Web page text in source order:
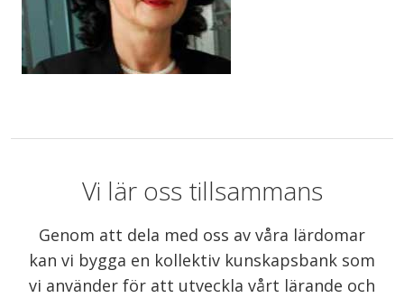
Vi lär oss tillsammans
Genom att dela med oss av våra lärdomar
kan vi bygga en kollektiv kunskapsbank som
vi använder för att utveckla vårt lärande och